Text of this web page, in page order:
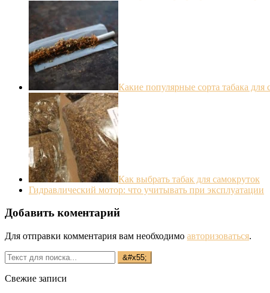
Какие популярные сорта табака для
Как выбрать табак для самокруток
Гидравлический мотор: что учитывать при эксплуатации
Добавить коментарий
Для отправки комментария вам необходимо авторизоваться.
Свежие записи